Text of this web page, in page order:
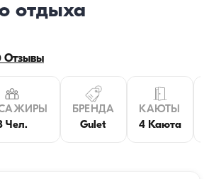
отдыха
Отзывы
Чел.
БРЕНДА
Gulet
КАЮТЫ
4 Каюта